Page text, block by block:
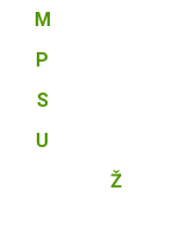
M
P
S
U
Ž